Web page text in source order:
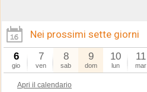
Nei prossimi sette giorni
6
gio
7
ven
8
sab
9
dom
10
lun
11
mar
Apri il calendario